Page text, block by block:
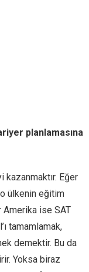
planlamasına
Eğer
ülkenin eğitim
Amerika ise SAT
tamamlamak,
demektir. Bu da
Yoksa biraz